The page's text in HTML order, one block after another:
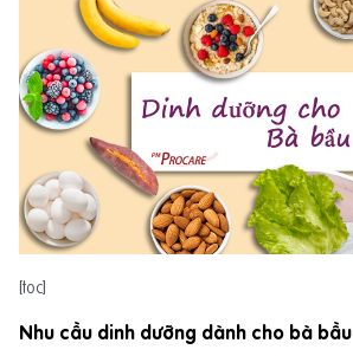
[toc]
Nhu cầu dinh dưỡng dành cho bà bầu